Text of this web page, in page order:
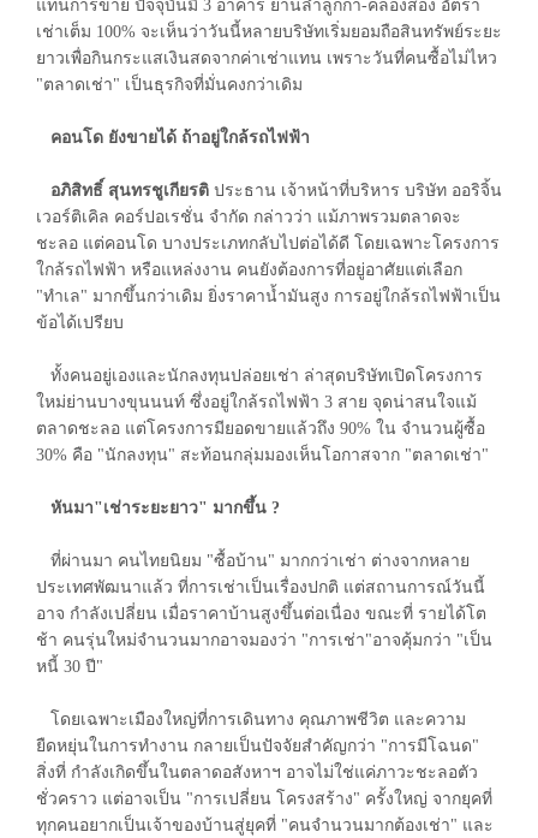
แทนการขาย ปัจจุบันมี 3 อาคาร ย่านลำลูกกา-คลองสอง อัตรา
เช่าเต็ม 100% จะเห็นว่าวันนี้หลายบริษัทเริ่มยอมถือสินทรัพย์ระยะ
ยาวเพื่อกินกระแสเงินสดจากค่าเช่าแทน เพราะวันที่คนซื้อไม่ไหว
"ตลาดเช่า" เป็นธุรกิจที่มั่นคงกว่าเดิม
คอนโด ยังขายได้ ถ้าอยู่ใกล้รถไฟฟ้า
อภิสิทธิ์ สุนทรชูเกียรติ ประธาน เจ้าหน้าที่บริหาร บริษัท ออริจิ้น
เวอร์ติเคิล คอร์ปอเรชั่น จำกัด กล่าวว่า แม้ภาพรวมตลาดจะ
ชะลอ แต่คอนโด บางประเภทกลับไปต่อได้ดี โดยเฉพาะโครงการ
ใกล้รถไฟฟ้า หรือแหล่งงาน คนยังต้องการที่อยู่อาศัยแต่เลือก
"ทำเล" มากขึ้นกว่าเดิม ยิ่งราคาน้ำมันสูง การอยู่ใกล้รถไฟฟ้าเป็น
ข้อได้เปรียบ
ทั้งคนอยู่เองและนักลงทุนปล่อยเช่า ล่าสุดบริษัทเปิดโครงการ
ใหม่ย่านบางขุนนนท์ ซึ่งอยู่ใกล้รถไฟฟ้า 3 สาย จุดน่าสนใจแม้
ตลาดชะลอ แต่โครงการมียอดขายแล้วถึง 90% ใน จำนวนผู้ซื้อ
30% คือ "นักลงทุน" สะท้อนกลุ่มมองเห็นโอกาสจาก "ตลาดเช่า"
หันมา"เช่าระยะยาว" มากขึ้น ?
ที่ผ่านมา คนไทยนิยม "ซื้อบ้าน" มากกว่าเช่า ต่างจากหลาย
ประเทศพัฒนาแล้ว ที่การเช่าเป็นเรื่องปกติ แต่สถานการณ์วันนี้
อาจ กำลังเปลี่ยน เมื่อราคาบ้านสูงขึ้นต่อเนื่อง ขณะที่ รายได้โต
ช้า คนรุ่นใหม่จำนวนมากอาจมองว่า "การเช่า"อาจคุ้มกว่า "เป็น
หนี้ 30 ปี"
โดยเฉพาะเมืองใหญ่ที่การเดินทาง คุณภาพชีวิต และความ
ยืดหยุ่นในการทำงาน กลายเป็นปัจจัยสำคัญกว่า "การมีโฉนด"
สิ่งที่ กำลังเกิดขึ้นในตลาดอสังหาฯ อาจไม่ใช่แค่ภาวะชะลอตัว
ชั่วคราว แต่อาจเป็น "การเปลี่ยน โครงสร้าง" ครั้งใหญ่ จากยุคที่
ทุกคนอยากเป็นเจ้าของบ้านสู่ยุคที่ "คนจำนวนมากต้องเช่า" และ